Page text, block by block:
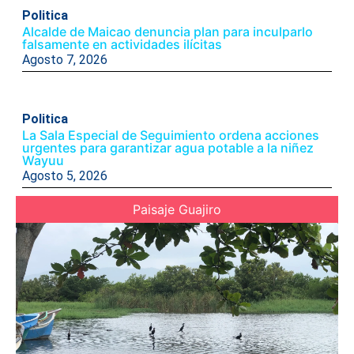
Politica
Alcalde de Maicao denuncia plan para inculparlo
falsamente en actividades ilícitas
Agosto 7, 2026
Politica
La Sala Especial de Seguimiento ordena acciones
urgentes para garantizar agua potable a la niñez
Wayuu
Agosto 5, 2026
Paisaje Guajiro